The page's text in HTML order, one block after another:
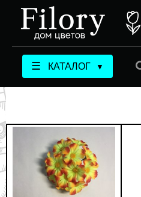
☰ КАТАЛОГ ▼